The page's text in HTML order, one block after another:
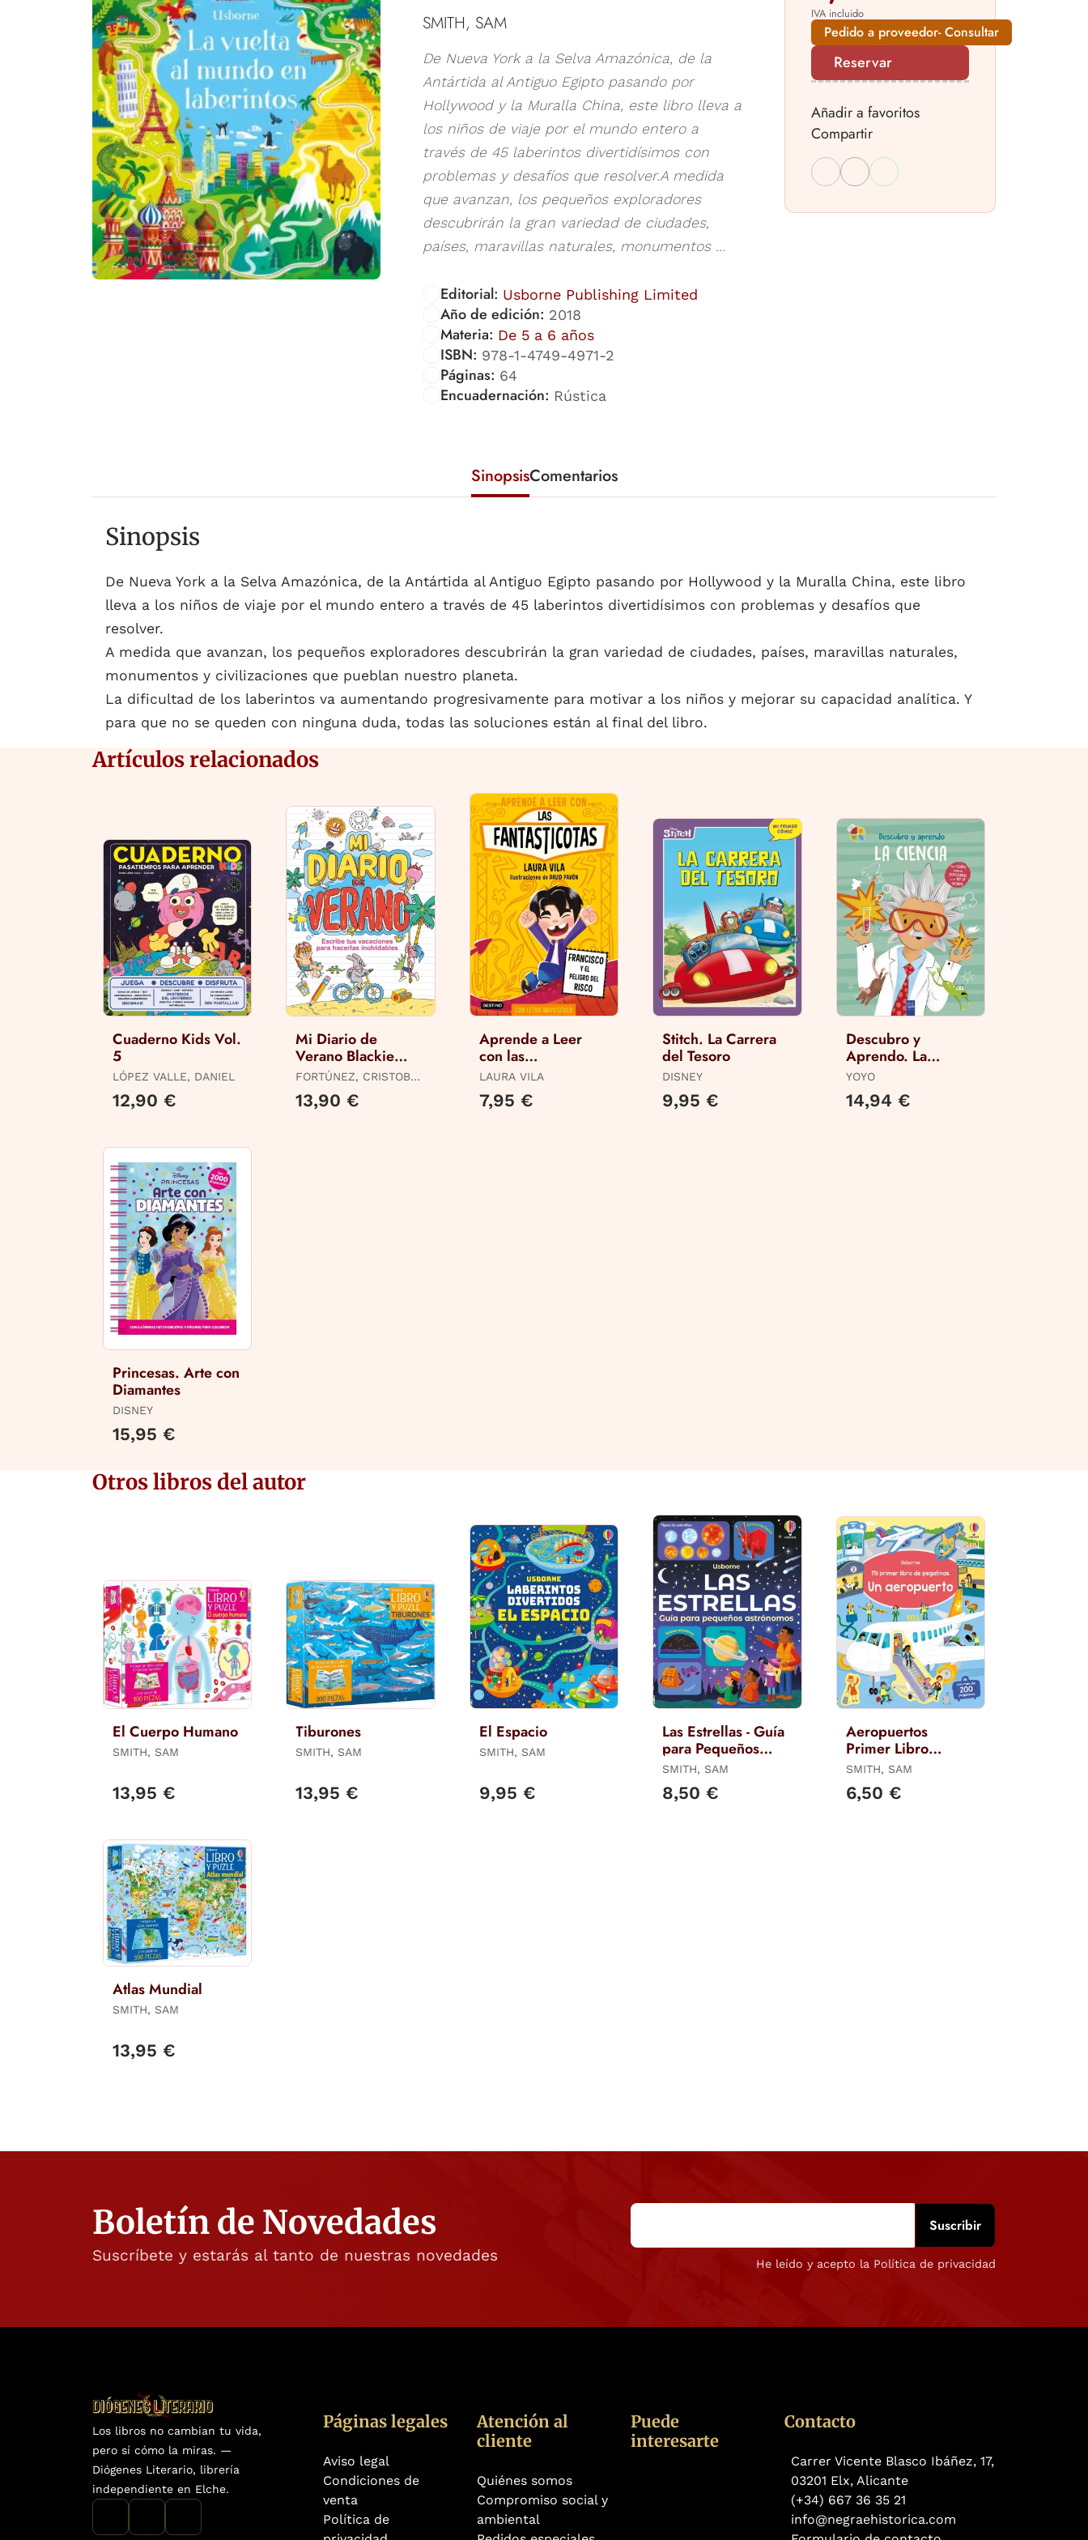
SMITH, SAM
De Nueva York a la Selva Amazónica, de la
Antártida al Antiguo Egipto pasando por
Hollywood y la Muralla China, este libro lleva a
los niños de viaje por el mundo entero a
través de 45 laberintos divertidísimos con
problemas y desafíos que resolver.A medida
que avanzan, los pequeños exploradores
descubrirán la gran variedad de ciudades,
países, maravillas naturales, monumentos ...
Editorial: Usborne Publishing Limited
Año de edición: 2018
Materia: De 5 a 6 años
ISBN: 978-1-4749-4971-2
Páginas: 64
Encuadernación: Rústica
IVA incluido
Pedido a proveedor- Consultar
Reservar
Añadir a favoritos
Compartir
SinopsisComentarios
Sinopsis
De Nueva York a la Selva Amazónica, de la Antártida al Antiguo Egipto pasando por Hollywood y la Muralla China, este libro
lleva a los niños de viaje por el mundo entero a través de 45 laberintos divertidísimos con problemas y desafíos que
resolver.
A medida que avanzan, los pequeños exploradores descubrirán la gran variedad de ciudades, países, maravillas naturales,
monumentos y civilizaciones que pueblan nuestro planeta.
La dificultad de los laberintos va aumentando progresivamente para motivar a los niños y mejorar su capacidad analítica. Y
para que no se queden con ninguna duda, todas las soluciones están al final del libro.
Artículos relacionados
Cuaderno Kids Vol.
5
LÓPEZ VALLE, DANIEL
12,90 €
Mi Diario de
Verano Blackie
Books
FORTÚNEZ, CRISTOBAL
13,90 €
Aprende a Leer
con las
Fantasticotas 14.
Francisco y el
Peligro en el Risco
LAURA VILA
7,95 €
Stitch. La Carrera
del Tesoro
DISNEY
9,95 €
Descubro y
Aprendo. La
Ciencia
YOYO
14,94 €
Princesas. Arte con
Diamantes
DISNEY
15,95 €
Otros libros del autor
El Cuerpo Humano
SMITH, SAM
13,95 €
Tiburones
SMITH, SAM
13,95 €
El Espacio
SMITH, SAM
9,95 €
Las Estrellas - Guía
para Pequeños
Astrónomos
SMITH, SAM
8,50 €
Aeropuertos
Primer Libro
Pegatinas
SMITH, SAM
6,50 €
Atlas Mundial
SMITH, SAM
13,95 €
Boletín de Novedades
Suscríbete y estarás al tanto de nuestras novedades He leído y acepto la Política de privacidad
Los libros no cambian tu vida,
pero sí cómo la miras. —
Diógenes Literario, librería
independiente en Elche.
Páginas legales
Aviso legal
Condiciones de
venta
Política de
Atención al
cliente
Quiénes somos
Compromiso social y
ambiental
Puede
interesarte
Contacto
Carrer Vicente Blasco Ibáñez, 17,
03201 Elx, Alicante
(+34) 667 36 35 21
info@negraehistorica.com